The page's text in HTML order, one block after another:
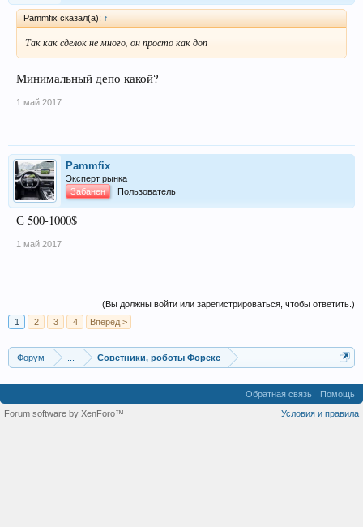
Pammfix сказал(а): ↑
Так как сделок не много, он просто как доп
Минимальный депо какой?
1 май 2017
Pammfix
Эксперт рынка
Забанен
Пользователь
С 500-1000$
1 май 2017
(Вы должны войти или зарегистрироваться, чтобы ответить.)
1
2 3 4 Вперёд >
Форум Советники, роботы Форекс
Обратная связь
Помощь
Условия и правила
Forum software by XenForo™